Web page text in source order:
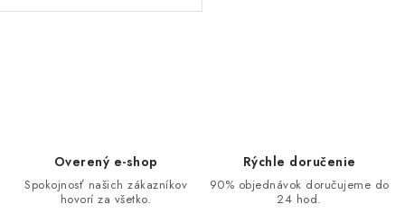
Overený e-shop
Spokojnosť našich zákazníkov
hovorí za všetko.
Rýchle doručenie
90% objednávok doručujeme do
24 hod.